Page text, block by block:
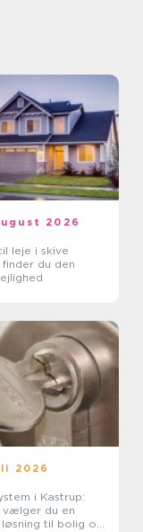
2026
leje i skive
finder du den
2026
i Kastrup:
vælger du en
løsning til bolig og